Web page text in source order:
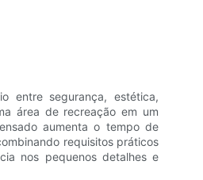
entre segurança, estética,
área de recreação em um
aumenta o tempo de
requisitos práticos
nos pequenos detalhes e